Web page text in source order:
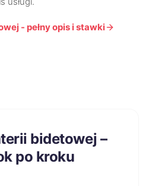
- pełny opis i stawki
bidetowej –
po kroku